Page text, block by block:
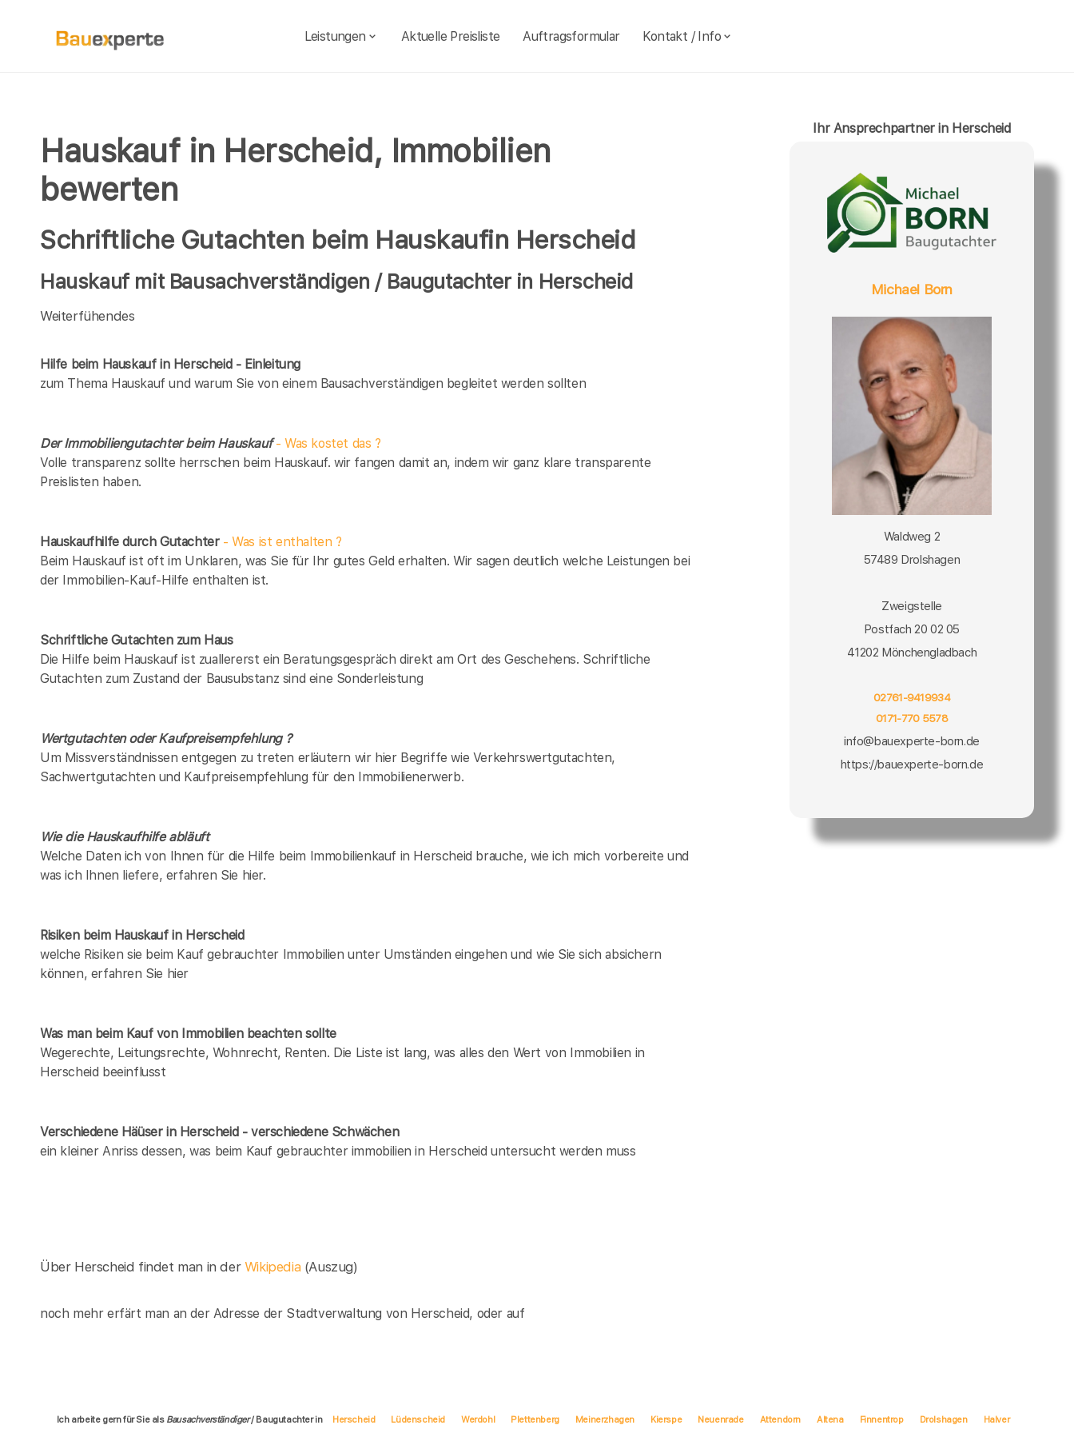
Leistungen Aktuelle Preisliste Auftragsformular Kontakt / Info
Hauskauf in Herscheid, Immobilien
bewerten
Schriftliche Gutachten beim Hauskaufin Herscheid
Hauskauf mit Bausachverständigen / Baugutachter in Herscheid
Weiterfühendes
Hilfe beim Hauskauf in Herscheid - Einleitung
zum Thema Hauskauf und warum Sie von einem Bausachverständigen begleitet werden sollten
Der Immobiliengutachter beim Hauskauf- Was kostet das ?
Volle transparenz sollte herrschen beim Hauskauf. wir fangen damit an, indem wir ganz klare transparente
Preislisten haben.
Hauskaufhilfe durch Gutachter- Was ist enthalten ?
Beim Hauskauf ist oft im Unklaren, was Sie für Ihr gutes Geld erhalten. Wir sagen deutlich welche Leistungen bei
der Immobilien-Kauf-Hilfe enthalten ist.
Schriftliche Gutachten zum Haus
Die Hilfe beim Hauskauf ist zuallererst ein Beratungsgespräch direkt am Ort des Geschehens. Schriftliche
Gutachten zum Zustand der Bausubstanz sind eine Sonderleistung
Wertgutachten oder Kaufpreisempfehlung ?
Um Missverständnissen entgegen zu treten erläutern wir hier Begriffe wie Verkehrswertgutachten,
Sachwertgutachten und Kaufpreisempfehlung für den Immobilienerwerb.
Wie die Hauskaufhilfe abläuft
Welche Daten ich von Ihnen für die Hilfe beim Immobilienkauf in Herscheid brauche, wie ich mich vorbereite und
was ich Ihnen liefere, erfahren Sie hier.
Risiken beim Hauskaufin Herscheid
welche Risiken sie beim Kauf gebrauchter Immobilien unter Umständen eingehen und wie Sie sich absichern
können, erfahren Sie hier
Was man beim Kauf von Immobilien beachten sollte
Wegerechte, Leitungsrechte, Wohnrecht, Renten. Die Liste ist lang, was alles den Wert von Immobilien in
Herscheid beeinflusst
Verschiedene Häüser in Herscheid - verschiedene Schwächen
ein kleiner Anriss dessen, was beim Kauf gebrauchter immobilien in Herscheid untersucht werden muss
Über Herscheid findet man in der Wikipedia (Auszug)
noch mehr erfärt man an der Adresse der Stadtverwaltung von Herscheid, oder auf
Ihr Ansprechpartner in Herscheid
Michael Born
Waldweg 2
57489 Drolshagen
Zweigstelle
Postfach 20 02 05
41202 Mönchengladbach
02761-9419934
0171-770 5578
info@bauexperte-born.de
https://bauexperte-born.de
Ich arbeite gern für Sie als Bausachverständiger/ Baugutachter in Herscheid Lüdenscheid Werdohl Plettenberg Meinerzhagen Kierspe Neuenrade Attendorn Altena Finnentrop Drolshagen Halver